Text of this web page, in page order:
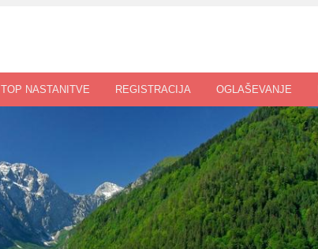
TOP NASTANITVE REGISTRACIJA OGLAŠEVANJE